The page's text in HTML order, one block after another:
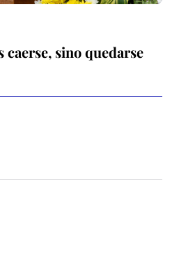
caerse, sino quedarse